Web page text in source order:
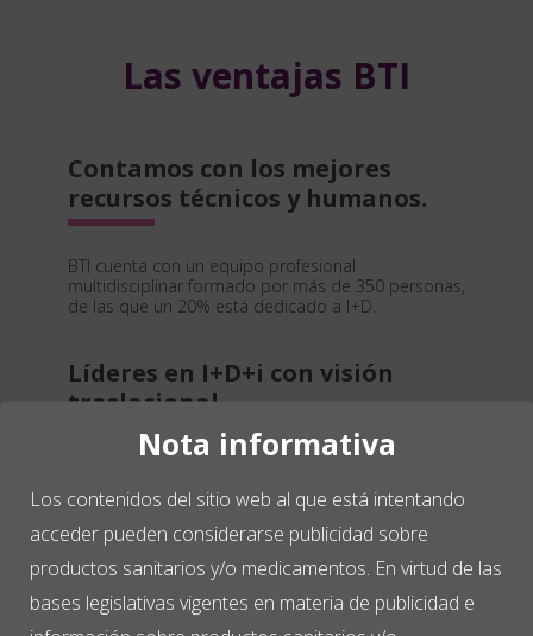
Las ventajas BTI
Contamos con los mejores
recursos técnicos y humanos.
BTI cuenta con un equipo profesional
multidisciplinar formado por más de 350 personas,
de las que un 20% está dedicado a I+D.
Líderes en I+D+i con visión
traslacional.
ámbitos, desde la investigación preclínica, a los
sistemas de producción, pasando por el
tratamiento de materiales y la formación, entre
otros.
Presencia mundial en más de 40
Nota informativa
Los contenidos del sitio web al que está intentando
acceder pueden considerarse publicidad sobre
productos sanitarios y/o medicamentos. En virtud de las
bases legislativas vigentes en materia de publicidad e